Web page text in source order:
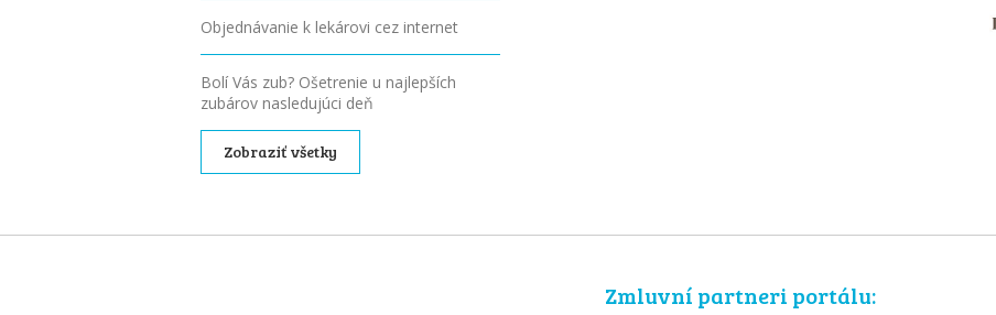
Objednávanie k lekárovi cez internet
Bolí Vás zub? Ošetrenie u najlepších
zubárov nasledujúci deň
Zobraziť všetky
Zmluvní partneri portálu: